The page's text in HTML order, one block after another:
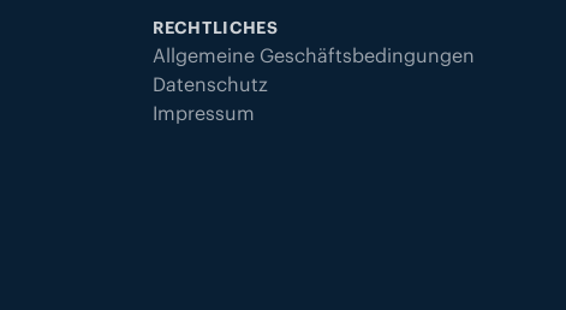
RECHTLICHES
Allgemeine Geschäftsbedingungen
Datenschutz
Impressum